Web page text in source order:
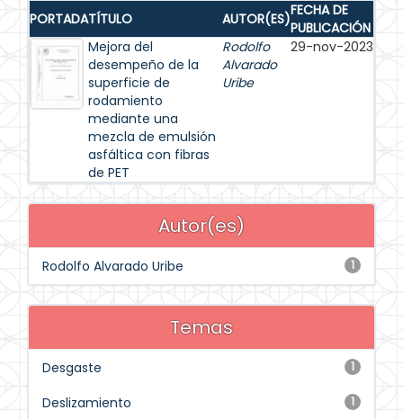
PORTADATÍTULO AUTOR(ES)FECHA DE
PUBLICACIÓN
Mejora del
desempeño de la
superficie de
rodamiento
mediante una
mezcla de emulsión
asfáltica con fibras
de PET
Rodolfo
Alvarado
Uribe
29-nov-2023
Autor(es)
1
Rodolfo Alvarado Uribe
Temas
1
Desgaste
1
Deslizamiento